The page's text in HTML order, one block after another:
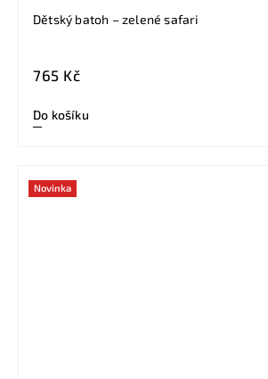
Dětský batoh – zelené safari
765 Kč
Do košíku
Novinka